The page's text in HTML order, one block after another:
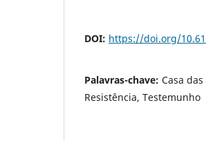
DOI: https://doi.org/
Palavras-chave: Casa
Resistência, Testemunho